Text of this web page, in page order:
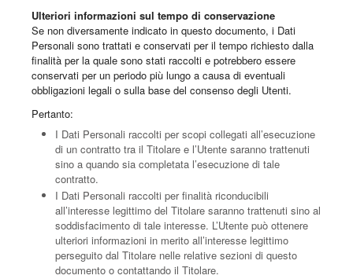
Ulteriori informazioni sul tempo di conservazione
Se non diversamente indicato in questo documento, i Dati
Personali sono trattati e conservati per il tempo richiesto dalla
finalità per la quale sono stati raccolti e potrebbero essere
conservati per un periodo più lungo a causa di eventuali
obbligazioni legali o sulla base del consenso degli Utenti.
Pertanto:
I Dati Personali raccolti per scopi collegati all’esecuzione
di un contratto tra il Titolare e l’Utente saranno trattenuti
sino a quando sia completata l’esecuzione di tale
contratto.
I Dati Personali raccolti per finalità riconducibili
all’interesse legittimo del Titolare saranno trattenuti sino al
soddisfacimento di tale interesse. L’Utente può ottenere
ulteriori informazioni in merito all’interesse legittimo
perseguito dal Titolare nelle relative sezioni di questo
documento o contattando il Titolare.